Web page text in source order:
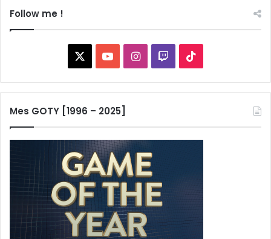
Follow me !
YouTubeInstagram
Twitch
Mes GOTY [1996 – 2025]